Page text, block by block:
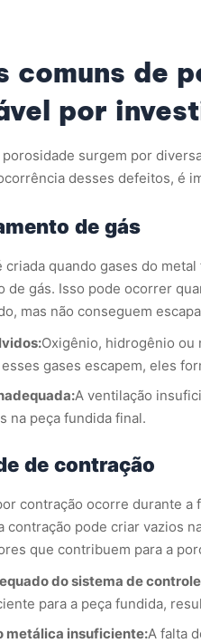
comuns de
por
surgem por
desses defeitos, é
de gás
criada quando gases do
de gás. Isso pode ocorrer
mas não conseguem
Oxigênio, hidrogênio
gases escapem, eles
A ventilação
na peça fundida final.
de contração
contração ocorre durante
contração pode criar vazios
que contribuem para a
do sistema de
para a peça fundida,
metálica insuficiente:A falta